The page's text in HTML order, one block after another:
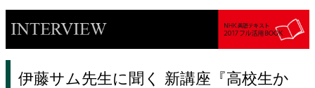
伊藤サム先生に聞く 新講座『高校生か